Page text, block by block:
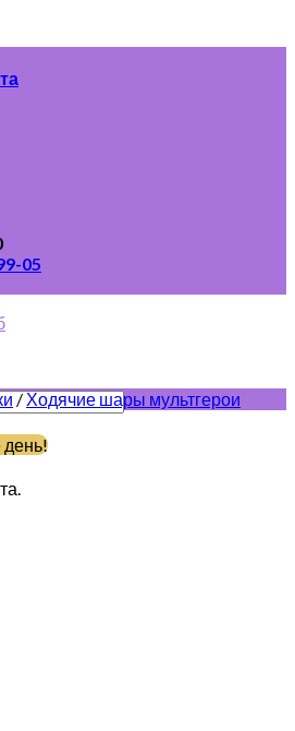
05
день!
/Ходячие шары мультгерои